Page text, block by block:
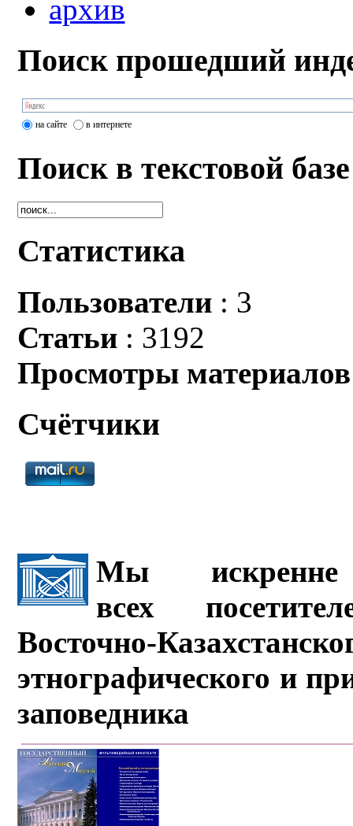
архив
Поиск прошедший
на сайте в интернете
Поиск в текстовой базе
Статистика
Пользователи : 3
Статьи : 3192
Просмотры материалов
Счётчики
Мы искренне
всех
Восточно-
этнографического и
заповедника